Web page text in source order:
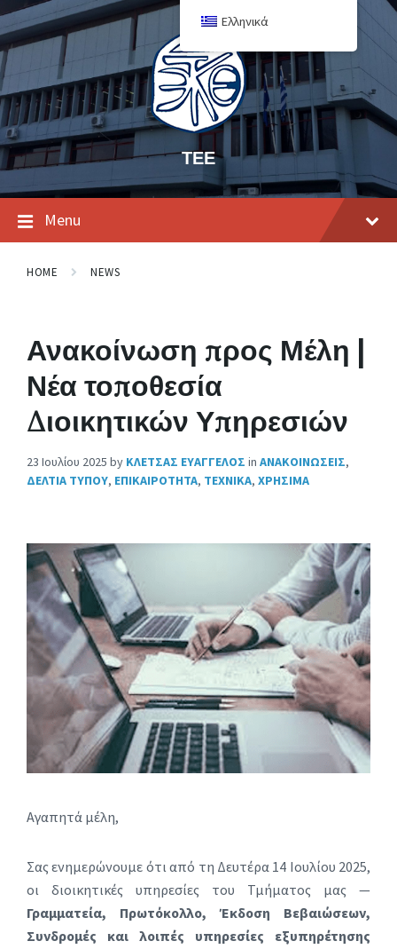
ΤΕΕ
Menu
HOME NEWS
Ανακοίνωση προς Μέλη |
Νέα τοποθεσία
Διοικητικών Υπηρεσιών
23 Ιουλίου 2025 by ΚΛΕΤΣΑΣ ΕΥΑΓΓΕΛΟΣ in ΑΝΑΚΟΙΝΩΣΕΙΣ,
ΔΕΛΤΙΑ ΤΥΠΟΥ, ΕΠΙΚΑΙΡΟΤΗΤΑ, ΤΕΧΝΙΚΑ, ΧΡΗΣΙΜΑ
Αγαπητά μέλη,
Σας ενημερώνουμε ότι από τη Δευτέρα 14 Ιουλίου 2025,
οι διοικητικές υπηρεσίες του Τμήματος μας —
Γραμματεία, Πρωτόκολλο, Έκδοση Βεβαιώσεων,
Συνδρομές και λοιπές υπηρεσίες εξυπηρέτησης
Ελληνικά